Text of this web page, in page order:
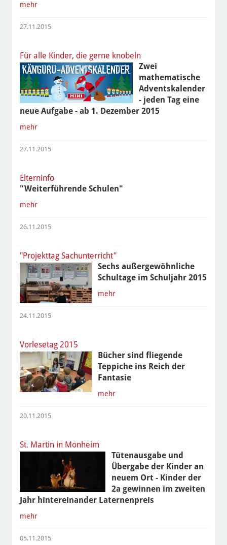
mehr
27.11.2015
Für alle Kinder, die gerne knobeln
Zwei
mathematische
Adventskalender
- jeden Tag eine
neue Aufgabe - ab 1. Dezember 2015
mehr
27.11.2015
Elterninfo
"Weiterführende Schulen"
mehr
26.11.2015
"Projekttag Sachunterricht"
Sechs außergewöhnliche
Schultage im Schuljahr 2015
mehr
24.11.2015
Vorlesetag 2015
Bücher sind fliegende
Teppiche ins Reich der
Fantasie
mehr
20.11.2015
St. Martin in Monheim
Tütenausgabe und
Übergabe der Kinder an
neuem Ort - Kinder der
2a gewinnen im zweiten
Jahr hintereinander Laternenpreis
mehr
05.11.2015